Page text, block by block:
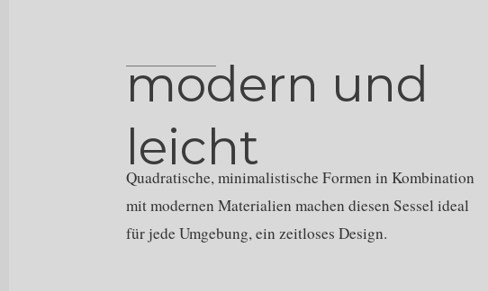
modern und
leicht
Quadratische, minimalistische Formen in Kombination
mit modernen Materialien machen diesen Sessel ideal
für jede Umgebung, ein zeitloses Design.